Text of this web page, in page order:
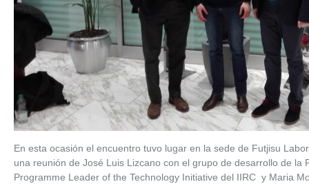
En esta ocasión el encuentro tuvo lugar en la sede de Futjisu
una reunión de José Luis Lizcano con el grupo de desarrollo de la
Programme Leader of the Technology Initiative del IIRC y Maria